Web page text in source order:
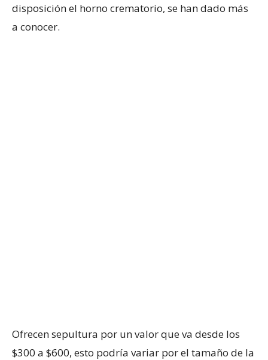
disposición el horno crematorio, se han dado más
a conocer.
Ofrecen sepultura por un valor que va desde los
$300 a $600, esto podría variar por el tamaño de la